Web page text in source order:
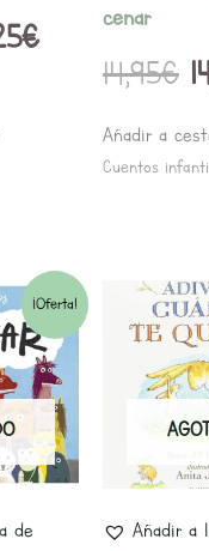
€
cenar
14,95€
Añadir a
Cuentos
¡Oferta!
de
El
precio
actual
es:
Añadir a